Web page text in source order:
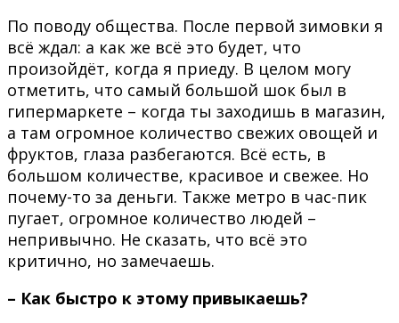
По поводу общества. После первой зимовки я
всё ждал: а как же всё это будет, что
произойдёт, когда я приеду. В целом могу
отметить, что самый большой шок был в
гипермаркете – когда ты заходишь в магазин,
а там огромное количество свежих овощей и
фруктов, глаза разбегаются. Всё есть, в
большом количестве, красивое и свежее. Но
почему-то за деньги. Также метро в час-пик
пугает, огромное количество людей –
непривычно. Не сказать, что всё это
критично, но замечаешь.
– Как быстро к этому привыкаешь?